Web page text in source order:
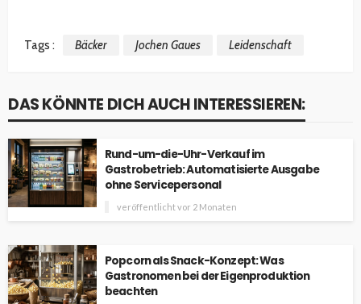
Tags : Bäcker Jochen Gaues Leidenschaft
DAS KÖNNTE DICH AUCH INTERESSIEREN:
Rund-um-die-Uhr-Verkauf im
Gastrobetrieb: Automatisierte Ausgabe
ohne Servicepersonal
veröffentlicht vor 2 Monaten
Popcorn als Snack-Konzept: Was
Gastronomen bei der Eigenproduktion
beachten